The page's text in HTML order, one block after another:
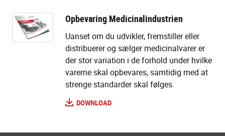
Opbevaring Medicinalindustrien
Uanset om du udvikler, fremstiller eller
distribuerer og sælger medicinalvarer er
der stor variation i de forhold under hvilke
varerne skal opbevares, samtidig med at
strenge standarder skal følges.
DOWNLOAD